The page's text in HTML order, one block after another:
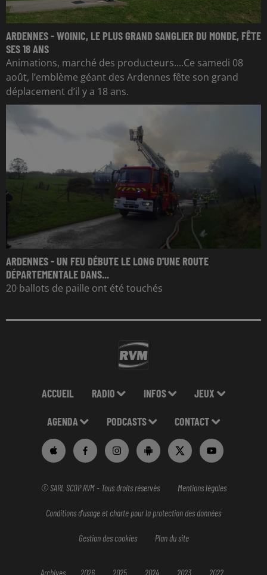
ARDENNES - WOINIC, LE PLUS GRAND SANGLIER DU MONDE, FÊTE
SES 18 ANS
Animations, marché des producteurs....Ce samedi 08
août, l’emblème géant des Ardennes fête son grand
déplacement d’il y a 18 ans.
ARDENNES - UN FEU DÉBUTE LE LONG D'UNE ROUTE
DÉPARTEMENTALE DANS...
20 ballots de paille ont été touchés
ACCUEIL RADIO INFOS JEUX
AGENDA PODCASTS CONTACT
© SARL SCOP RVM - Tous droits réservés Mentions légales
Conditions d'usage et charte pour la protection des données
Gestion des cookies Plan du site
Archives 2026 2025 2024 2023 2022